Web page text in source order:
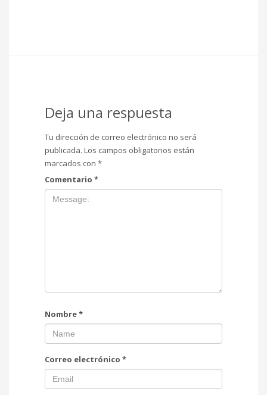
Deja una respuesta
Tu dirección de correo electrónico no será
publicada. Los campos obligatorios están
marcados con *
Comentario *
Nombre*
Correo electrónico *